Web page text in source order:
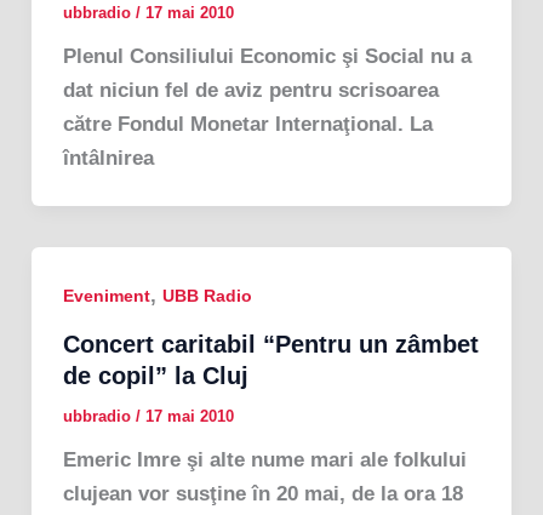
ubbradio / 17 mai 2010
Plenul Consiliului Economic şi Social nu a
dat niciun fel de aviz pentru scrisoarea
către Fondul Monetar Internaţional. La
întâlnirea
Eveniment, UBB Radio
Concert caritabil “Pentru un zâmbet
de copil” la Cluj
ubbradio / 17 mai 2010
Emeric Imre şi alte nume mari ale folkului
clujean vor susţine în 20 mai, de la ora 18